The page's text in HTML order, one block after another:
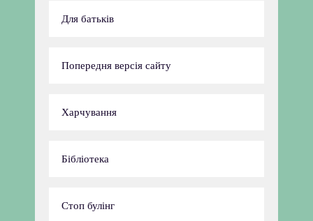
Для батьків
Попередня версія сайту
Харчування
Бібліотека
Стоп булінг